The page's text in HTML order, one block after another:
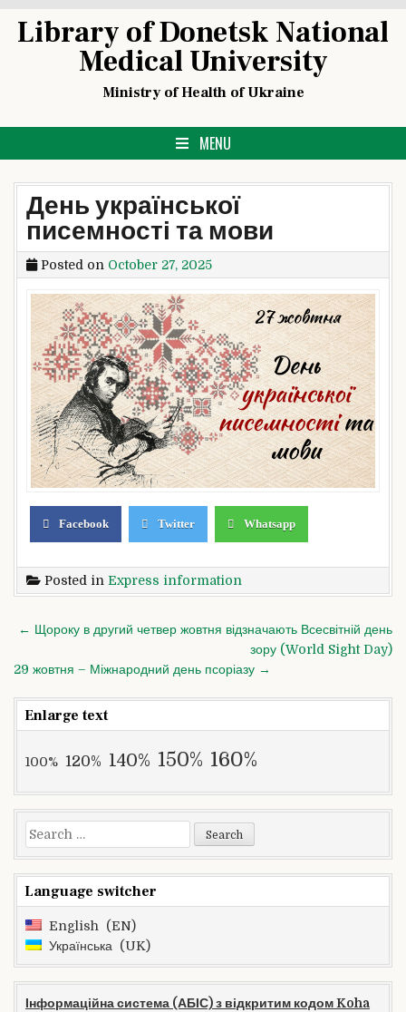
Library of Donetsk National
Medical University
Ministry of Health of Ukraine
MENU
День української
писемності та мови
Posted on October 27, 2025
Facebook Twitter Whatsapp
Posted in Express information
Post
← Щороку в другий четвер жовтня відзначають Всесвітній день
зору (World Sight Day)
29 жовтня – Міжнародний день псоріазу →
Enlarge text
100% 120% 140% 150% 160%
Search
for:
Language switcher
English
EN
Українська
UK
Інформаційна система (АБІС) з відкритим кодом Koha